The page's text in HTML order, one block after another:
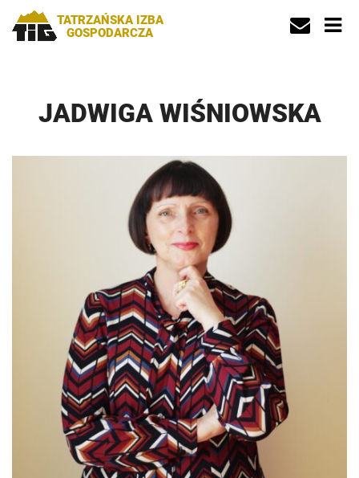
TATRZAŃSKA IZBA
GOSPODARCZA
JADWIGA WIŚNIOWSKA